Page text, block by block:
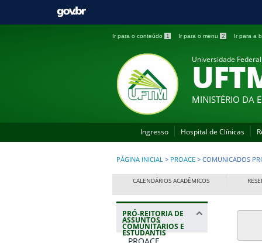
Ir para o conteúdo 1 Ir para o menu 2 Ir para a
Universidade
MINISTÉRIO DA
Ingresso Hospital de Clínicas
PÁGINA INICIAL > PROACE > COMUNICADOS
CALENDÁRIOS ACADÊMICOS
PRÓ-REITORIA DE
ASSUNTOS
COMUNITÁRIOS E
ESTUDANTIS
PROACE